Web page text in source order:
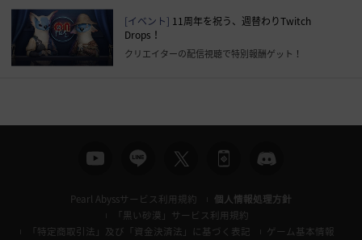
[イベント] 11周年を祝う、週替わりTwitch
Drops！
クリエイターの配信視聴で特別報酬ゲット！
Pearl Abyssサービス利用規約
個人情報処理方針
「黒い砂漠」サービス利用規約
「特定商取引法」及び「資金決済法」に基づく表記
ゲーム基本情報